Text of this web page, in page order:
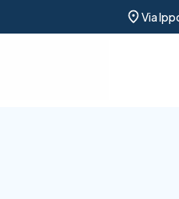
Via